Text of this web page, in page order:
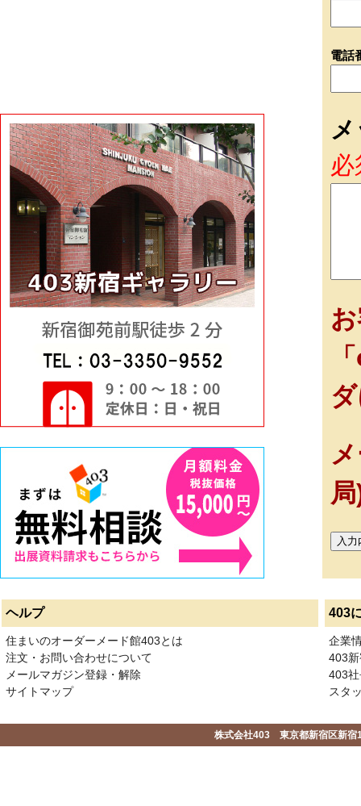
電話
必
ヘルプ 403
住まいのオーダーメード館403とは
注文・お問い合わせについて
メールマガジン登録・解除
サイトマップ
企業
403
403
スタ
株式会社403 東京都新宿区新